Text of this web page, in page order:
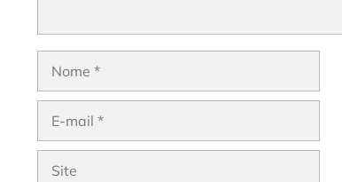
Nome
Site